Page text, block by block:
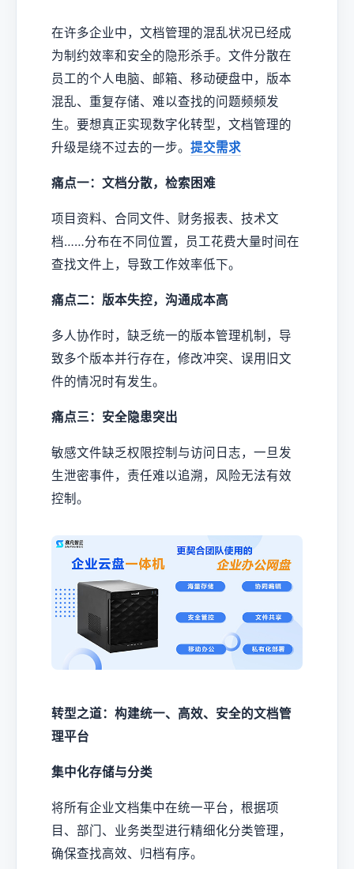
在许多企业中，文档管理的混乱状况已经成
为制约效率和安全的隐形杀手。文件分散在
员工的个人电脑、邮箱、移动硬盘中，版本
混乱、重复存储、难以查找的问题频频发
生。要想真正实现数字化转型，文档管理的
升级是绕不过去的一步。 提交需求
痛点一：文档分散，检索困难
项目资料、合同文件、财务报表、技术文
档……分布在不同位置，员工花费大量时间在
查找文件上，导致工作效率低下。
痛点二：版本失控，沟通成本高
多人协作时，缺乏统一的版本管理机制，导
致多个版本并行存在，修改冲突、误用旧文
件的情况时有发生。
痛点三：安全隐患突出
敏感文件缺乏权限控制与访问日志，一旦发
生泄密事件，责任难以追溯，风险无法有效
控制。
转型之道：构建统一、高效、安全的文档管
理平台
集中化存储与分类
将所有企业文档集中在统一平台，根据项
目、部门、业务类型进行精细化分类管理，
确保查找高效、归档有序。